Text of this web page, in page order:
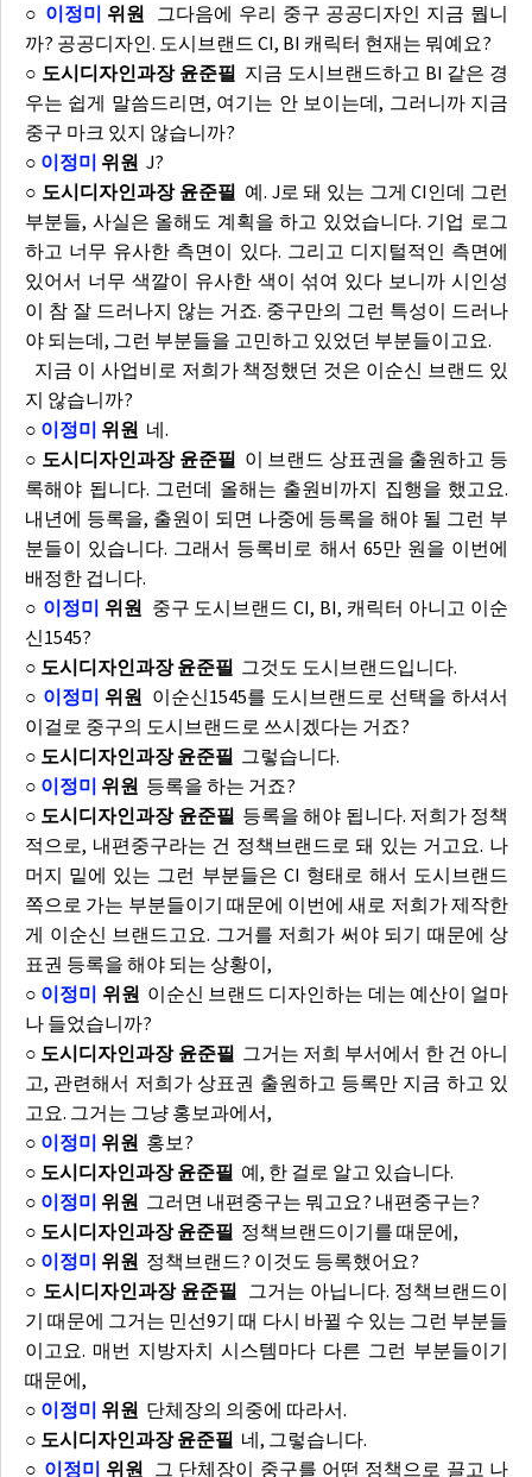
○ 이정미 위원
그다음에 우리 중구 공공디자인 지금 뭡니
까? 공공디자인. 도시브랜드 CI, BI 캐릭터 현재는 뭐예요?
○ 도시디자인과장 윤준필 지금 도시브랜드하고 BI 같은 경
우는 쉽게 말씀드리면, 여기는 안 보이는데, 그러니까 지금
중구 마크 있지 않습니까?
○ 이정미 위원 J?
○ 도시디자인과장 윤준필 예. J로 돼 있는 그게 CI인데 그런
부분들, 사실은 올해도 계획을 하고 있었습니다. 기업 로그
하고 너무 유사한 측면이 있다. 그리고 디지털적인 측면에
있어서 너무 색깔이 유사한 색이 섞여 있다 보니까 시인성
이 참 잘 드러나지 않는 거죠. 중구만의 그런 특성이 드러나
야 되는데, 그런 부분들을 고민하고 있었던 부분들이고요.
지금 이 사업비로 저희가 책정했던 것은 이순신 브랜드 있
지 않습니까?
○ 이정미 위원 네.
○ 도시디자인과장 윤준필 이 브랜드 상표권을 출원하고 등
록해야 됩니다. 그런데 올해는 출원비까지 집행을 했고요.
내년에 등록을, 출원이 되면 나중에 등록을 해야 될 그런 부
분들이 있습니다. 그래서 등록비로 해서 65만 원을 이번에
배정한 겁니다.
○ 이정미 위원 중구 도시브랜드 CI, BI, 캐릭터 아니고 이순
신1545?
○ 도시디자인과장 윤준필 그것도 도시브랜드입니다.
○ 이정미 위원 이순신1545를 도시브랜드로 선택을 하셔서
이걸로 중구의 도시브랜드로 쓰시겠다는 거죠?
○ 도시디자인과장 윤준필 그렇습니다.
○ 이정미 위원 등록을 하는 거죠?
○ 도시디자인과장 윤준필 등록을 해야 됩니다. 저희가 정책
적으로, 내편중구라는 건 정책브랜드로 돼 있는 거고요. 나
머지 밑에 있는 그런 부분들은 CI 형태로 해서 도시브랜드
쪽으로 가는 부분들이기 때문에 이번에 새로 저희가 제작한
게 이순신 브랜드고요. 그거를 저희가 써야 되기 때문에 상
표권 등록을 해야 되는 상황이,
○ 이정미 위원 이순신 브랜드 디자인하는 데는 예산이 얼마
나 들었습니까?
○ 도시디자인과장 윤준필 그거는 저희 부서에서 한 건 아니
고, 관련해서 저희가 상표권 출원하고 등록만 지금 하고 있
고요. 그거는 그냥 홍보과에서,
○ 이정미 위원 홍보?
○ 도시디자인과장 윤준필 예, 한 걸로 알고 있습니다.
○ 이정미 위원 그러면 내편중구는 뭐고요? 내편중구는?
○ 도시디자인과장 윤준필 정책브랜드이기를 때문에,
○ 이정미 위원 정책브랜드? 이것도 등록했어요?
○ 도시디자인과장 윤준필 그거는 아닙니다. 정책브랜드이
기 때문에 그거는 민선9기 때 다시 바뀔 수 있는 그런 부분들
이고요. 매번 지방자치 시스템마다 다른 그런 부분들이기
때문에,
○ 이정미 위원 단체장의 의중에 따라서.
○ 도시디자인과장 윤준필 네, 그렇습니다.
○ 이정미 위원 그 단체장이 중구를 어떤 정책으로 끌고 나